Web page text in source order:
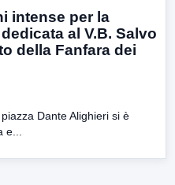
intense per la
al V.B. Salvo
della Fanfara dei
Dante Alighieri si è